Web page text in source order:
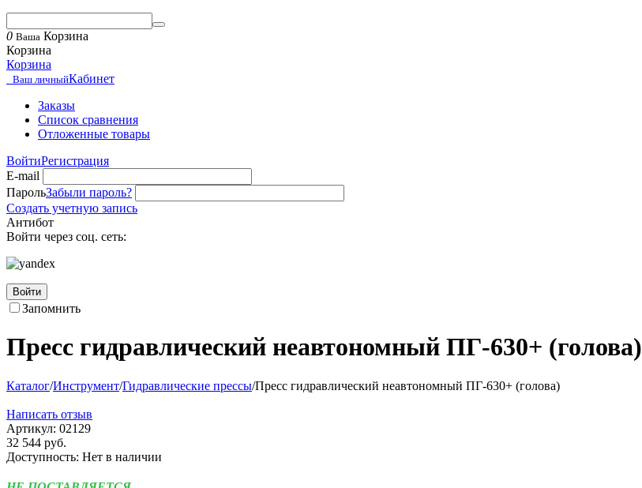
0 Ваша Корзина
Корзина
Корзина
Ваш личныйКабинет
Заказы
Список сравнения
Отложенные товары
ВойтиРегистрация
E-mail
ПарольЗабыли пароль?
Создать учетную запись
Антибот
Войти через соц. сеть:
Войти
Запомнить
Пресс гидравлический неавтономный ПГ-630+ (голова)
Каталог/Инструмент/Гидравлические прессы/Пресс гидравлический неавтономный ПГ-630+ (голова)
Написать отзыв
Артикул: 02129
32 544 руб.
Доступность: Нет в наличии